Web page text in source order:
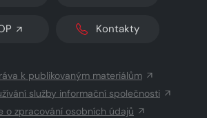
Kontakty
k publikovaným materiálům
služby informační společnosti
o zpracování osobních údajů